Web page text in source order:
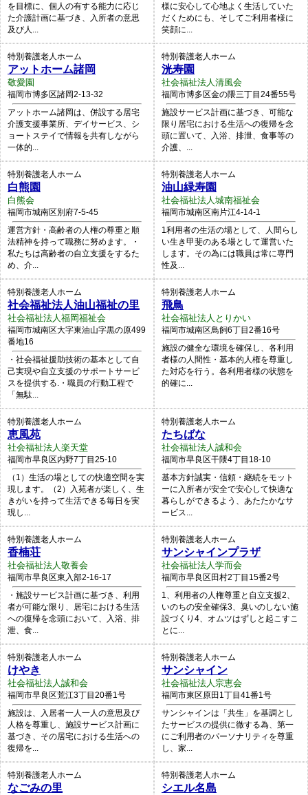
を目標に、個人の有する能力に応じ
た介護計画に基づき、入所者の意思
及び人...
様に安心して心地よく生活していた
だくためにも、そしてご利用者様に
笑顔に...
特別養護老人ホーム
アットホーム諸岡
敬愛園
福岡市博多区諸岡2-13-32
アットホーム諸岡は、併設する居宅
介護支援事業所、デイサービス、シ
ョートステイで情報を共有しながら
一体的...
特別養護老人ホーム
洸寿園
社会福祉法人清風会
福岡市博多区金の隈三丁目24番55号
施設サービス計画に基づき、可能な
限り居宅における生活への復帰を念
頭に置いて、入浴、排泄、食事等の
介護、...
特別養護老人ホーム
白熊園
白熊会
福岡市城南区別府7-5-45
運営方針・高齢者の人権の尊重と順
法精神を持って職務に努めます。・
私たちは高齢者の自立支援をするた
め、介...
特別養護老人ホーム
油山緑寿園
社会福祉法人城南福祉会
福岡市城南区南片江4-14-1
1利用者の生活の場として、人間らし
い生き甲斐のある場として運営いた
します。その為には職員は常に専門
性及...
特別養護老人ホーム
社会福祉法人油山福祉の里
社会福祉法人福岡福祉会
福岡市城南区大字東油山字黒の原499
番地16
・社会福祉援助技術の基本として自
己実現や自立支援のサポートサービ
スを提供する.・職員の行動工程で
「無駄...
特別養護老人ホーム
飛鳥
社会福祉法人とりかい
福岡市城南区鳥飼6丁目2番16号
施設の健全な環境を確保し、各利用
者様の人間性・基本的人権を尊重し
た対応を行う。各利用者様の状態を
的確に...
特別養護老人ホーム
恵風苑
社会福祉法人楽天堂
福岡市早良区内野7丁目25-10
（1）生活の場としての快適空間を実
現します。（2）入苑者が楽しく、生
きがいを持って生活できる毎日を実
現し...
特別養護老人ホーム
たちばな
社会福祉法人誠和会
福岡市早良区干隈4丁目18-10
基本方針誠実・信頼・継続をモット
ーに入所者が安全で安心して快適な
暮らしができるよう、あたたかなサ
ービス...
特別養護老人ホーム
香楠荘
社会福祉法人敬養会
福岡市早良区東入部2-16-17
・施設サービス計画に基づき、利用
者が可能な限り、居宅における生活
への復帰を念頭において、入浴、排
泄、食...
特別養護老人ホーム
サンシャインプラザ
社会福祉法人学而会
福岡市早良区田村2丁目15番2号
1、利用者の人権尊重と自立支援2、
いのちの安全確保3、臭いのしない施
設づくり4、オムツはずしと起こすこ
とに...
特別養護老人ホーム
けやき
社会福祉法人誠和会
福岡市早良区荒江3丁目20番1号
施設は、入居者一人一人の意思及び
人格を尊重し、施設サービス計画に
基づき、その居宅における生活への
復帰を...
特別養護老人ホーム
サンシャイン
社会福祉法人宗恵会
福岡市東区原田1丁目41番1号
サンシャインは「共生」を基調とし
たサービスの提供に徹する為、第一
にご利用者のパーソナリティを尊重
し、家...
特別養護老人ホーム
なごみの里
特別養護老人ホーム
シエル名島